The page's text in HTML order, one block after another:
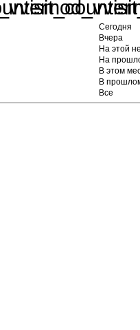
Сегодня
Вчера
На этой
На
В этом
В
Все